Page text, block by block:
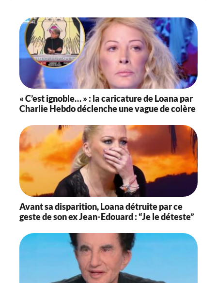
« C’est ignoble… » : la caricature de Loana par
Charlie Hebdo déclenche une vague de colère
Avant sa disparition, Loana détruite par ce
geste de son ex Jean-Edouard : “Je le déteste”